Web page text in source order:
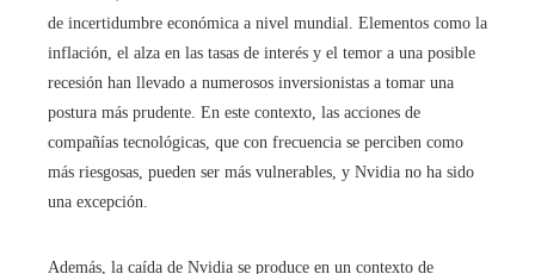
de incertidumbre económica a nivel mundial. Elementos como la
inflación, el alza en las tasas de interés y el temor a una posible
recesión han llevado a numerosos inversionistas a tomar una
postura más prudente. En este contexto, las acciones de
compañías tecnológicas, que con frecuencia se perciben como
más riesgosas, pueden ser más vulnerables, y Nvidia no ha sido
una excepción.
Además, la caída de Nvidia se produce en un contexto de